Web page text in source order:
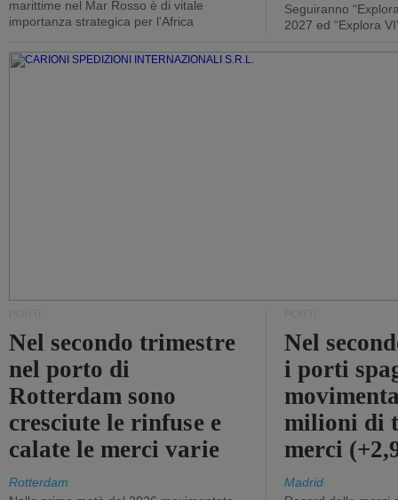
marittime nel Mar Rosso è di vitale
importanza strategica per l'Africa
Seguiranno
2027 ed “Explora
Nel secondo trimestre
nel porto di
Rotterdam sono
cresciute le rinfuse e
calate le merci varie
Rotterdam
Nel
i porti
milioni di
merci
Madrid